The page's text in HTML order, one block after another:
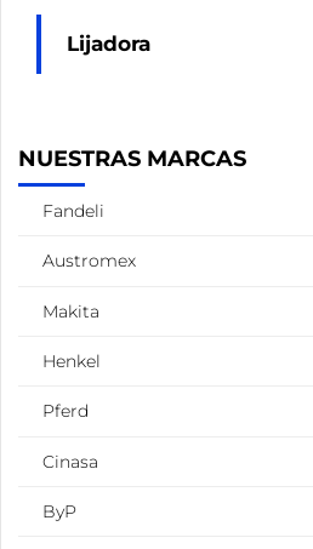
Lijadora
NUESTRAS MARCAS
Fandeli
Austromex
Makita
Henkel
Pferd
Cinasa
ByP